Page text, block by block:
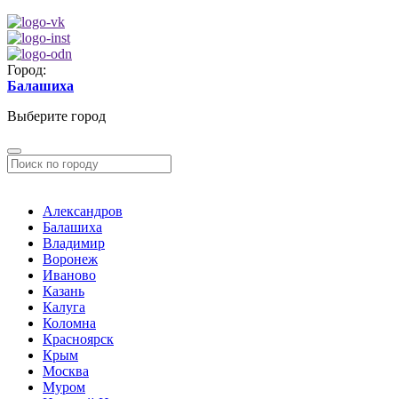
Город:
Балашиха
Выберите город
Александров
Балашиха
Владимир
Воронеж
Иваново
Казань
Калуга
Коломна
Красноярск
Крым
Москва
Муром